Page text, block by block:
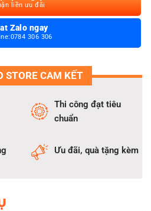
liền ưu đãi
Zalo ngay
306 306
STORE CAM KẾT
Thi công đạt tiêu
chuẩn
Ưu đãi, quà tặng kèm